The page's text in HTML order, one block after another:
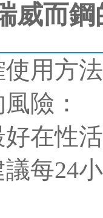
威而
用方
險：
好在性
議每24